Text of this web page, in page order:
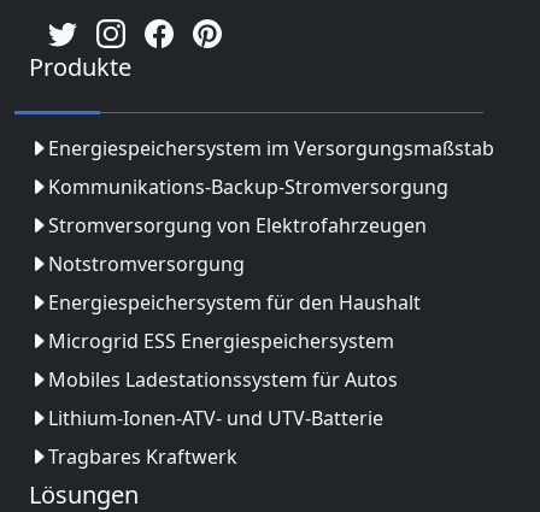
Produkte
Energiespeichersystem im Versorgungsmaßstab
Kommunikations-Backup-Stromversorgung
Stromversorgung von Elektrofahrzeugen
Notstromversorgung
Energiespeichersystem für den Haushalt
Microgrid ESS Energiespeichersystem
Mobiles Ladestationssystem für Autos
Lithium-Ionen-ATV- und UTV-Batterie
Tragbares Kraftwerk
Lösungen